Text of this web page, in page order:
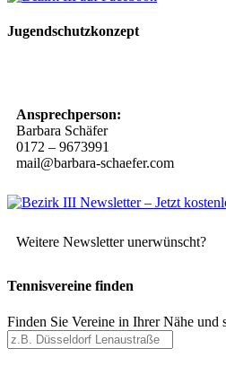
Jugendschutzkonzept
Ansprechperson:
Barbara Schäfer
0172 – 9673991
mail@barbara-schaefer.com
Weitere Newsletter unerwünscht?
Tennisvereine finden
Finden Sie Vereine in Ihrer Nähe und